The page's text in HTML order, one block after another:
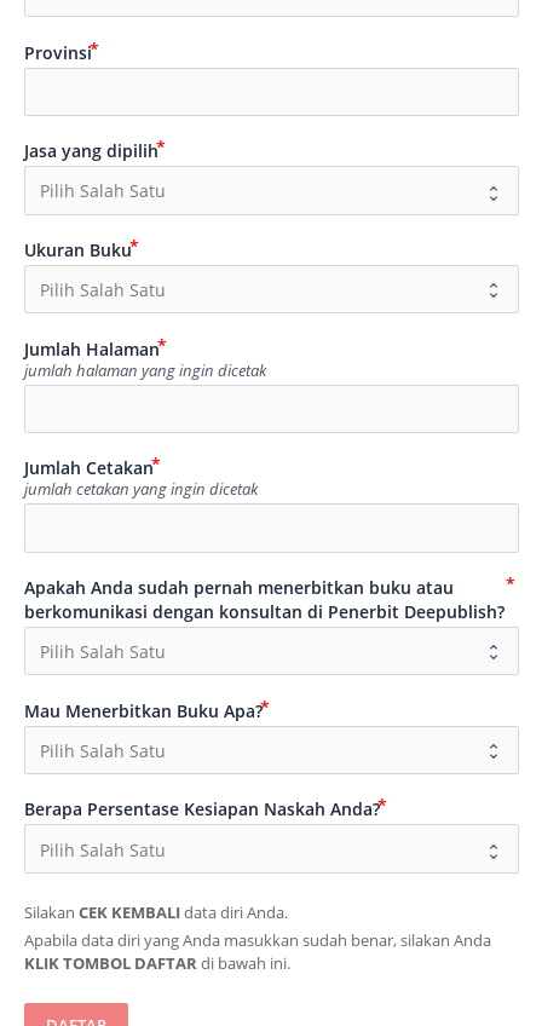
Provinsi
Jasa yang dipilih
Ukuran Buku
Jumlah Halaman
jumlah halaman yang ingin dicetak
Jumlah Cetakan
jumlah cetakan yang ingin dicetak
Apakah Anda sudah pernah menerbitkan buku atau
berkomunikasi dengan konsultan di Penerbit Deepublish?
Mau Menerbitkan Buku Apa?
Berapa Persentase Kesiapan Naskah Anda?
Silakan CEK KEMBALI data diri Anda.
Apabila data diri yang Anda masukkan sudah benar, silakan Anda
KLIK TOMBOL DAFTAR di bawah ini.